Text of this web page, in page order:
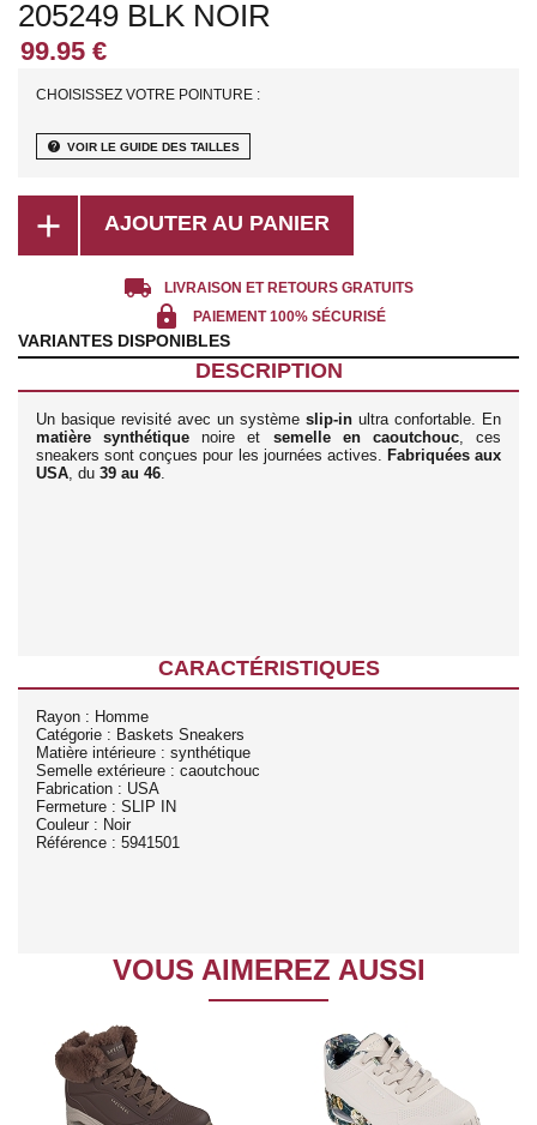
205249 BLK NOIR
CHOISISSEZ VOTRE POINTURE :
help VOIR LE GUIDE DES TAILLES
add AJOUTER AU PANIER
local_shipping LIVRAISON ET RETOURS GRATUITS
lock PAIEMENT 100% SÉCURISÉ
VARIANTES DISPONIBLES
DESCRIPTION
Un basique revisité avec un système slip-in ultra confortable. En
matière synthétique noire et semelle en caoutchouc, ces
sneakers sont conçues pour les journées actives. Fabriquées aux
USA, du 39 au 46.
CARACTÉRISTIQUES
Rayon : Homme
Catégorie : Baskets Sneakers
Matière intérieure : synthétique
Semelle extérieure : caoutchouc
Fabrication : USA
Fermeture : SLIP IN
Couleur : Noir
Référence : 5941501
VOUS AIMEREZ AUSSI